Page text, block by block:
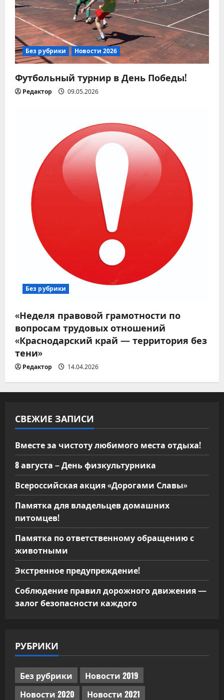
Без рубрики Новости 2026
Футбольный турнир в День Победы!
Редактор 09.05.2026
Без рубрики
«Неделя правовой грамотности по
вопросам трудовых отношений
«Краснодарский край — территория без
тени»
Редактор 14.04.2026
СВЕЖИЕ ЗАПИСИ
Вместе за чистоту любимого места отдыха!
8 августа – День физкультурника
Всероссийская акция «Дорогами Славы»
Памятка для владельцев домашних
питомцев!
Памятка по ответственному обращению с
животными
Экстренное предупреждение!
Соблюдение правил дорожного движения —
залог безопасности каждого
РУБРИКИ
Без рубрики
Новости 2019
Новости 2020
Новости 2021